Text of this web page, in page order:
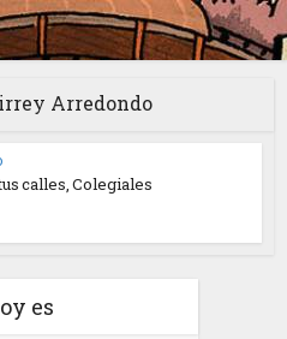
Arredondo
calles, Colegiales
es